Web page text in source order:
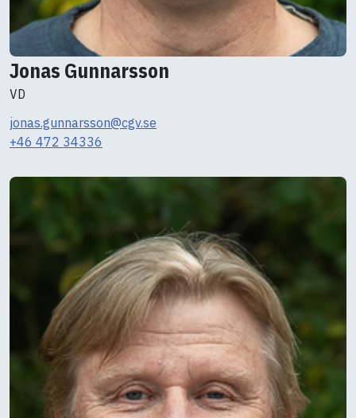
Jonas Gunnarsson
VD
jonas.gunnarsson@cgv.se
+46 472 34336